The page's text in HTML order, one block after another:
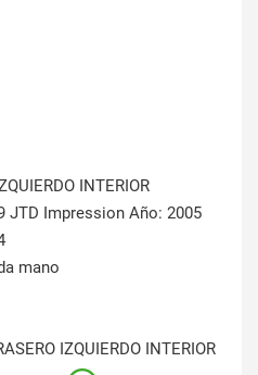
INTERIOR
JTD Impression Año: 2005
mano
IZQUIERDO INTERIOR